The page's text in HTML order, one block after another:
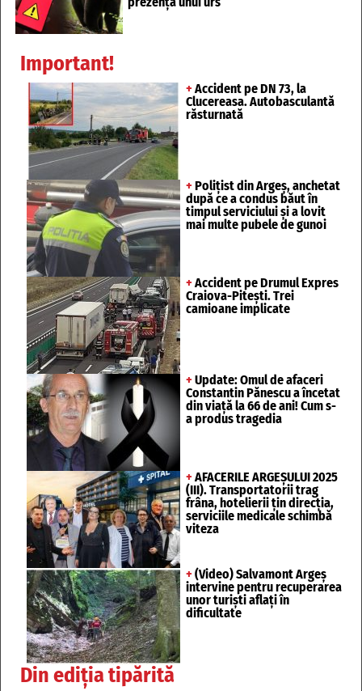
Important!
+ Accident pe DN 73, la
Clucereasa. Autobasculantă
răsturnată
+ Polițist din Argeș, anchetat
după ce a condus băut în
timpul serviciului și a lovit
mai multe pubele de gunoi
+ Accident pe Drumul Expres
Craiova-Pitești. Trei
camioane implicate
+ Update: Omul de afaceri
Constantin Pănescu a încetat
din viață la 66 de ani! Cum s-
a produs tragedia
+ AFACERILE ARGEȘULUI 2025
(III). Transportatorii trag
frâna, hotelierii țin direcția,
serviciile medicale schimbă
viteza
+ (Video) Salvamont Argeș
intervine pentru recuperarea
unor turişti aflaţi în
dificultate
Din ediția tipărită